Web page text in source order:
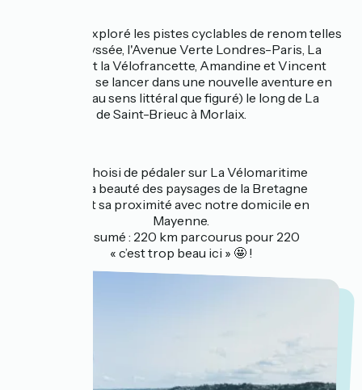
Après avoir exploré les pistes cyclables de renom telles
que La Vélodyssée, l'Avenue Verte Londres-Paris, La
Loire à Vélo et la Vélofrancette, Amandine et Vincent
ont décidé de se lancer dans une nouvelle aventure en
tandem (tant au sens littéral que figuré) le long de La
Vélomaritime de Saint-Brieuc à Morlaix.
On a choisi de pédaler sur La Vélomaritime
pour la beauté des paysages de la Bretagne
nord et sa proximité avec notre domicile en
Mayenne.
En résumé : 220 km parcourus pour 220
« c’est trop beau ici » 🤩 !